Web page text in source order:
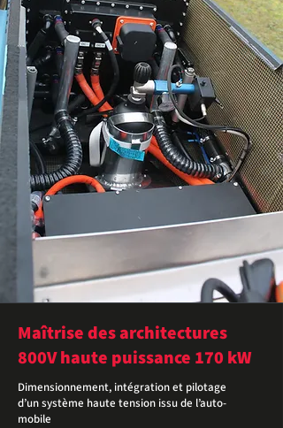
Maîtrise des architectures
800V haute puissance 170 kW
Dimensionnement, intégration et pilotage
d’un système haute tension issu de l’auto-
mobile